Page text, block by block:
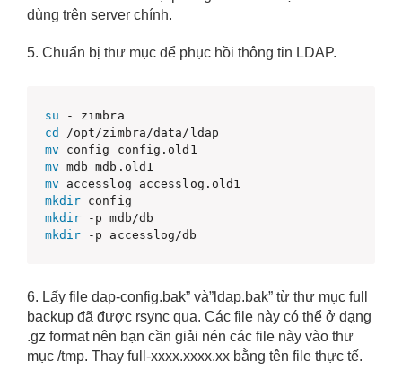
dùng trên server chính.
5. Chuẩn bị thư mục để phục hồi thông tin LDAP.
su
cd
mv
mv
mv
mkdir
mkdir
mkdir -p accesslog/db
6. Lấy file dap-config.bak” và”ldap.bak” từ thư mục full
backup đã được rsync qua. Các file này có thể ở dạng
.gz format nên bạn cần giải nén các file này vào thư
mục /tmp. Thay full-xxxx.xxxx.xx bằng tên file thực tế.